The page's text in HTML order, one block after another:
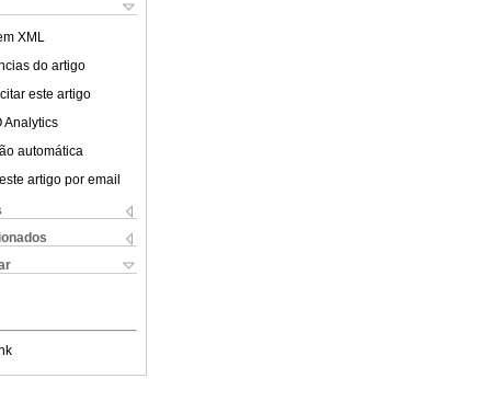
XML
do artigo
este artigo
Analytics
automática
artigo por email